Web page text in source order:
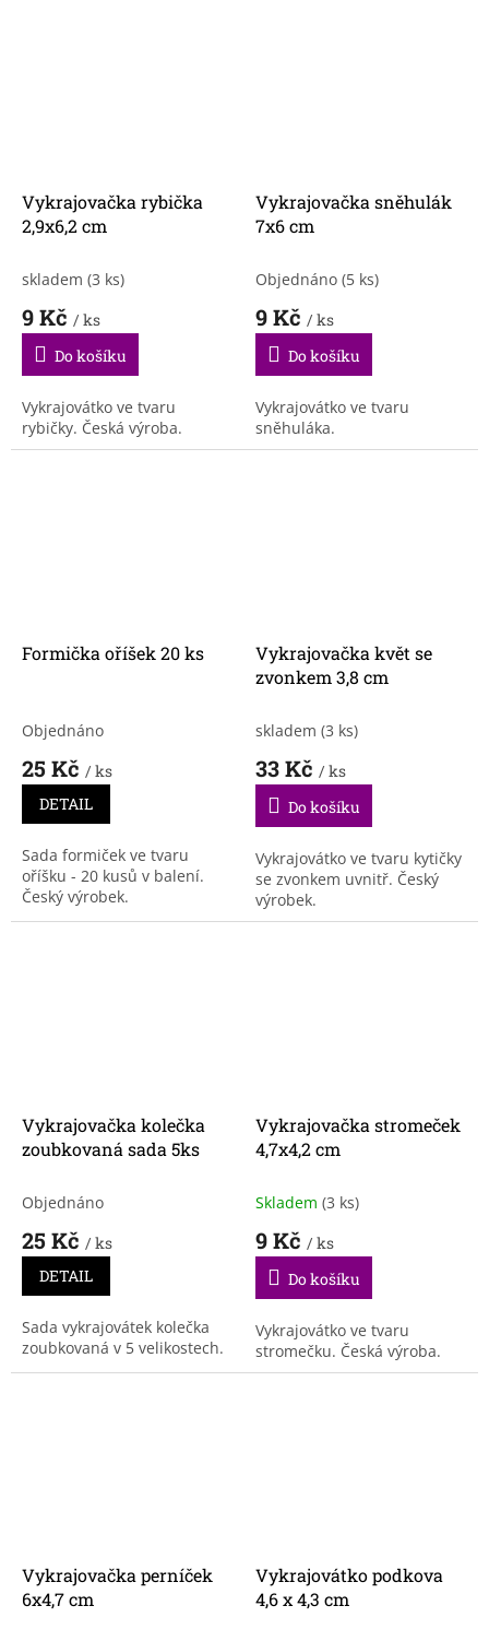
Vykrajovačka rybička
2,9x6,2 cm
skladem (3 ks)
9 Kč / ks
Do košíku
Vykrajovátko ve tvaru
rybičky. Česká výroba.
Vykrajovačka sněhulák
7x6 cm
Objednáno (5 ks)
9 Kč / ks
Do košíku
Vykrajovátko ve tvaru
sněhuláka.
Formička oříšek 20 ks
Objednáno
25 Kč / ks
DETAIL
Sada formiček ve tvaru
oříšku - 20 kusů v balení.
Český výrobek.
Vykrajovačka květ se
zvonkem 3,8 cm
skladem (3 ks)
33 Kč / ks
Do košíku
Vykrajovátko ve tvaru kytičky
se zvonkem uvnitř. Český
výrobek.
Vykrajovačka kolečka
zoubkovaná sada 5ks
Objednáno
25 Kč / ks
DETAIL
Sada vykrajovátek kolečka
zoubkovaná v 5 velikostech.
Vykrajovačka stromeček
4,7x4,2 cm
Skladem (3 ks)
9 Kč / ks
Do košíku
Vykrajovátko ve tvaru
stromečku. Česká výroba.
Vykrajovačka perníček
6x4,7 cm
Vykrajovátko podkova
4,6 x 4,3 cm